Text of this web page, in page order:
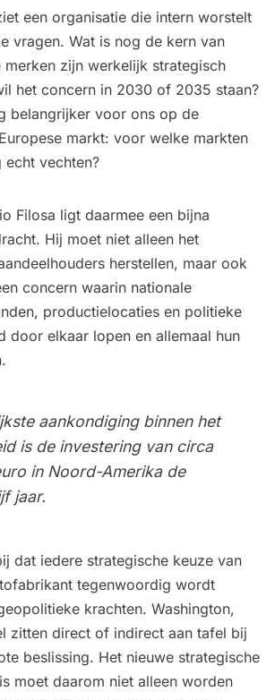
een organisatie die intern worstelt
vragen. Wat is nog de kern van
merken zijn werkelijk strategisch
het concern in 2030 of 2035 staan?
belangrijker voor ons op de
markt: voor welke markten
echt vechten?
Filosa ligt daarmee een bijna
Hij moet niet alleen het
herstellen, maar ook
concern waarin nationale
productielocaties en politieke
door elkaar lopen en allemaal hun
aankondiging binnen het
is de investering van circa
in Noord-Amerika de
jaar.
dat iedere strategische keuze van
tegenwoordig wordt
krachten. Washington,
zitten direct of indirect aan tafel bij
beslissing. Het nieuwe strategische
moet daarom niet alleen worden